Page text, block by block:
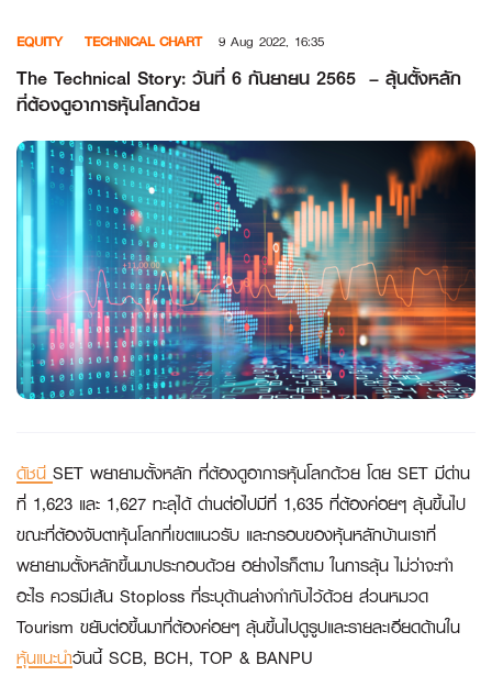
content
EQUITY TECHNICAL CHART 9 Aug 2022, 16:35
The Technical Story: วันที่ 6 กันยายน 2565 – ลุ้นตั้งหลัก
ที่ต้องดูอาการหุ้นโลกด้วย
ดัชนี SET พยายามตั้งหลัก ที่ต้องดูอาการหุ้นโลกด้วย โดย SET มีด่าน
ที่ 1,623 และ 1,627 ทะลุได้ ด่านต่อไปมีที่ 1,635 ที่ต้องค่อยๆ ลุ้นขึ้นไป
ขณะที่ต้องจับตาหุ้นโลกที่เขตแนวรับ และกรอบของหุ้นหลักบ้านเราที่
พยายามตั้งหลักขึ้นมาประกอบด้วย อย่างไรก็ตาม ในการลุ้น ไม่ว่าจะทำ
อะไร ควรมีเส้น Stoploss ที่ระบุด้านล่างกำกับไว้ด้วย ส่วนหมวด
Tourism ขยับต่อขึ้นมาที่ต้องค่อยๆ ลุ้นขึ้นไปดูรูปและรายละเอียดด้านใน
หุ้นแนะนำวันนี้ SCB, BCH, TOP & BANPU